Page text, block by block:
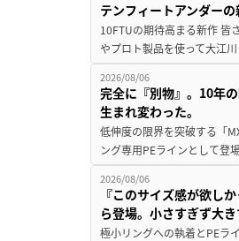
テンフィートアンダー
10FTUの期待高まる新作 皆
やプロト製品を使って大江
2026/08/06
完全に『別物』。10年
生まれ変わった。
低伸度の限界を突破する「
ング専用PEラインとして登
2026/08/06
『このサイズ感が欲し
ら登場。小さすぎず大
極小リングへの執着とPEラ